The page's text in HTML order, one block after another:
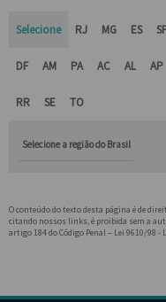
Selecione RJ MG ES
DF AM PA AC AL AP
RR SE TO
Selecione a região do Brasil
O conteúdo do texto desta página é de
citando nossos links, é proibida sem a
artigo 184 do Código Penal – Lei 9610/98 -